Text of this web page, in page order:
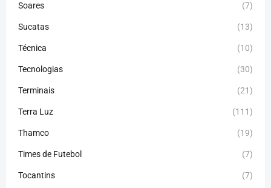
Soares (7)
Sucatas (13)
Técnica (10)
Tecnologias (30)
Terminais (21)
Terra Luz (111)
Thamco (19)
Times de Futebol (7)
Tocantins (7)